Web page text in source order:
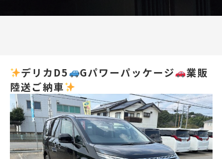
デリカD5 Gパワーパッケージ
業販
陸送ご納車